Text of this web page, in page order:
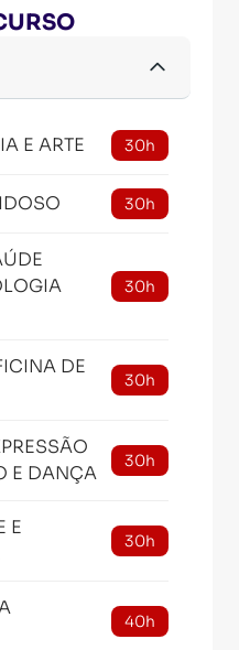
E ARTE 30h
30h
30h
DE
30h
E DANÇA
30h
E
30h
40h